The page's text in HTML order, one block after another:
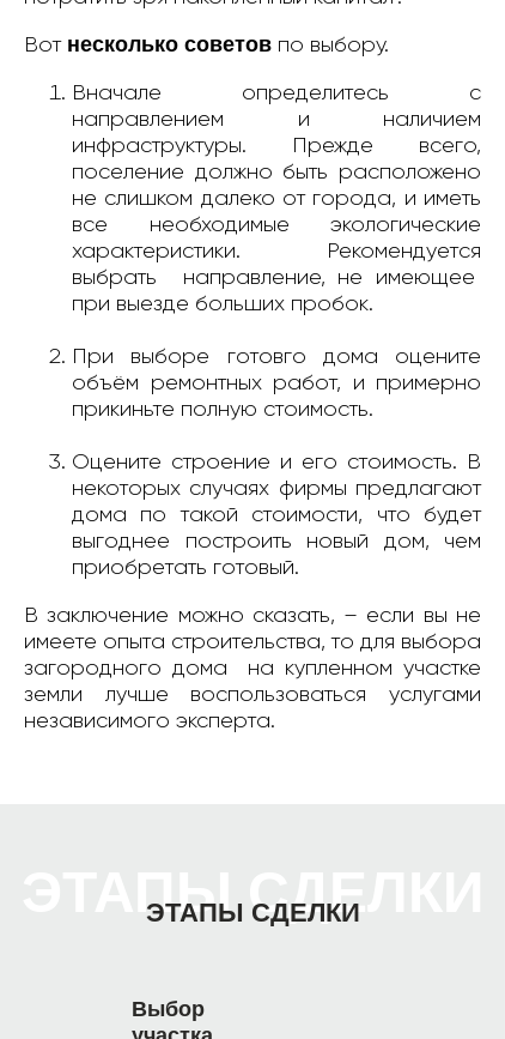
Вот несколько советов по выбору.
Вначале определитесь с
направлением и наличием
инфраструктуры. Прежде всего,
поселение должно быть расположено
не слишком далеко от города, и иметь
все необходимые экологические
характеристики. Рекомендуется
выбрать направление, не имеющее
при выезде больших пробок.
При выборе готовго дома оцените
объём ремонтных работ, и примерно
прикиньте полную стоимость.
Оцените строение и его стоимость. В
некоторых случаях фирмы предлагают
дома по такой стоимости, что будет
выгоднее построить новый дом, чем
приобретать готовый.
В заключение можно сказать, – если вы не
имеете опыта строительства, то для выбора
загородного дома на купленном участке
земли лучше воспользоваться услугами
независимого эксперта.
ЭТАПЫ СДЕЛКИ
ЭТАПЫ СДЕЛКИ
Выбор